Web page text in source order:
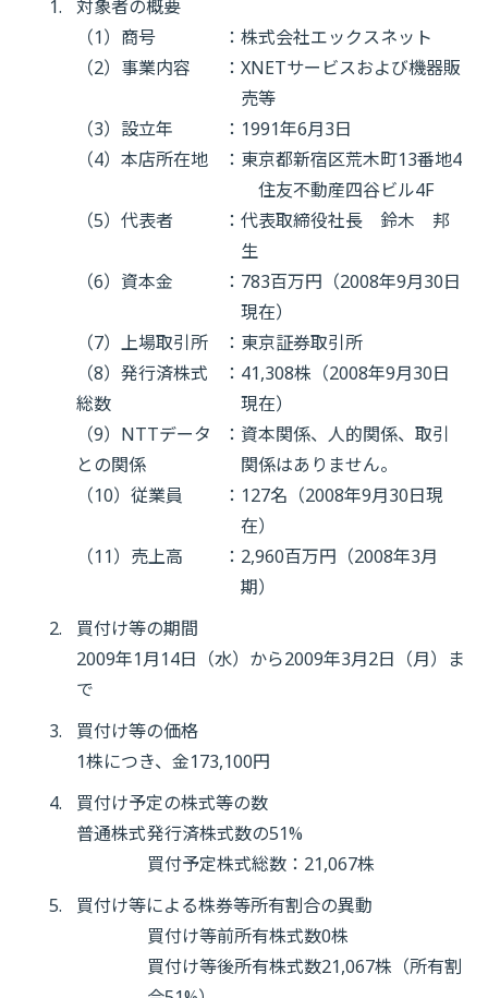
対象者の概要
（1）商号
： 株式会社エックスネット
（2）事業内容
： XNETサービスおよび機器販
売等
（3）設立年
： 1991年6月3日
（4）本店所在地
： 東京都新宿区荒木町13番地4
住友不動産四谷ビル4F
（5）代表者
： 代表取締役社長 鈴木 邦
生
（6）資本金
： 783百万円（2008年9月30日
現在）
（7）上場取引所
： 東京証券取引所
（8）発行済株式
総数
： 41,308株（2008年9月30日
現在）
（9）NTTデータ
との関係
： 資本関係、人的関係、取引
関係はありません。
（10）従業員
： 127名（2008年9月30日現
在）
（11）売上高
： 2,960百万円（2008年3月
期）
買付け等の期間
2009年1月14日（水）から2009年3月2日（月）ま
で
買付け等の価格
1株につき、金173,100円
買付け予定の株式等の数
普通株式発行済株式数の51%
買付予定株式総数：21,067株
買付け等による株券等所有割合の異動
買付け等前所有株式数0株
買付け等後所有株式数21,067株（所有割